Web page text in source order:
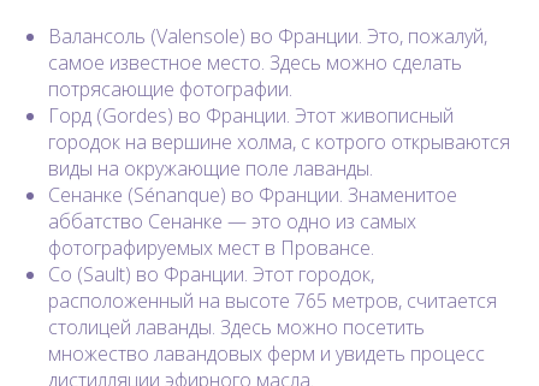
Валансоль (Valensole) во Франции. Это, пожалуй,
самое известное место. Здесь можно сделать
потрясающие фотографии.
Горд (Gordes) во Франции. Этот живописный
городок на вершине холма, с котрого открываются
виды на окружающие поле лаванды.
Сенанке (Sénanque) во Франции. Знаменитое
аббатство Сенанке — это одно из самых
фотографируемых мест в Провансе.
Со (Sault) во Франции. Этот городок,
расположенный на высоте 765 метров, считается
столицей лаванды. Здесь можно посетить
множество лавандовых ферм и увидеть процесс
дистилляции эфирного масла.